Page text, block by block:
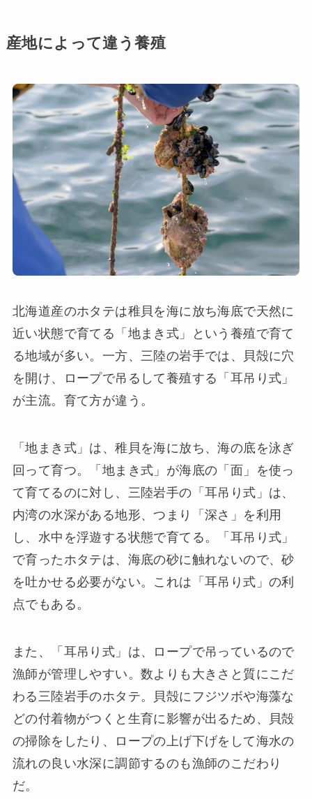
産地によって違う養殖
北海道産のホタテは稚貝を海に放ち海底で天然に
近い状態で育てる「地まき式」という養殖で育て
る地域が多い。一方、三陸の岩手では、貝殻に穴
を開け、ロープで吊るして養殖する「耳吊り式」
が主流。育て方が違う。
「地まき式」は、稚貝を海に放ち、海の底を泳ぎ
回って育つ。「地まき式」が海底の「面」を使っ
て育てるのに対し、三陸岩手の「耳吊り式」は、
内湾の水深がある地形、つまり「深さ」を利用
し、水中を浮遊する状態で育てる。「耳吊り式」
で育ったホタテは、海底の砂に触れないので、砂
を吐かせる必要がない。これは「耳吊り式」の利
点でもある。
また、「耳吊り式」は、ロープで吊っているので
漁師が管理しやすい。数よりも大きさと質にこだ
わる三陸岩手のホタテ。貝殻にフジツボや海藻な
どの付着物がつくと生育に影響が出るため、貝殻
の掃除をしたり、ロープの上げ下げをして海水の
流れの良い水深に調節するのも漁師のこだわり
だ。